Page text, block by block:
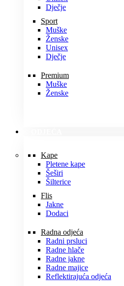
Dječje
Sport
Muške
Ženske
Unisex
Dječje
Premium
Muške
Ženske
Kape
Pletene kape
Šeširi
Šilterice
Flis
Jakne
Dodaci
Radna odjeća
Radni prsluci
Radne hlače
Radne jakne
Radne majice
Reflektirajuća odjeća